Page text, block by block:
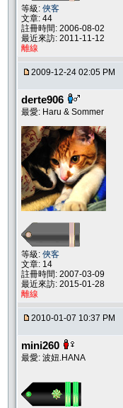
等級: 俠客
文章: 44
註冊時間: 2006-08-02
最近來訪: 2011-11-12
離線
2009-12-24 02:05 PM
derte906
最愛: Haru & Sommer
等級: 俠客
文章: 14
註冊時間: 2007-03-09
最近來訪: 2015-01-28
離線
2010-01-07 10:37 PM
mini260
最愛: 波妞.HANA